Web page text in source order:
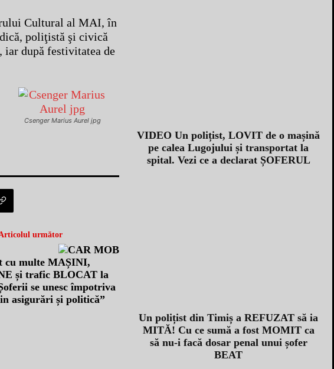
Cultural al MAI, în
poliţistă şi civică
după festivitatea de
Csenger Marius Aurel jpg
următor
cu multe MAȘINI,
și trafic BLOCAT la
se unesc împotriva
asigurări și politică”
VIDEO Un polițist, LOVIT de o mașină
pe calea Lugojului și transportat la
spital. Vezi ce a declarat ȘOFERUL
Un polițist din Timiș a REFUZAT să ia
MITĂ! Cu ce sumă a fost MOMIT ca
să nu-i facă dosar penal unui șofer
BEAT